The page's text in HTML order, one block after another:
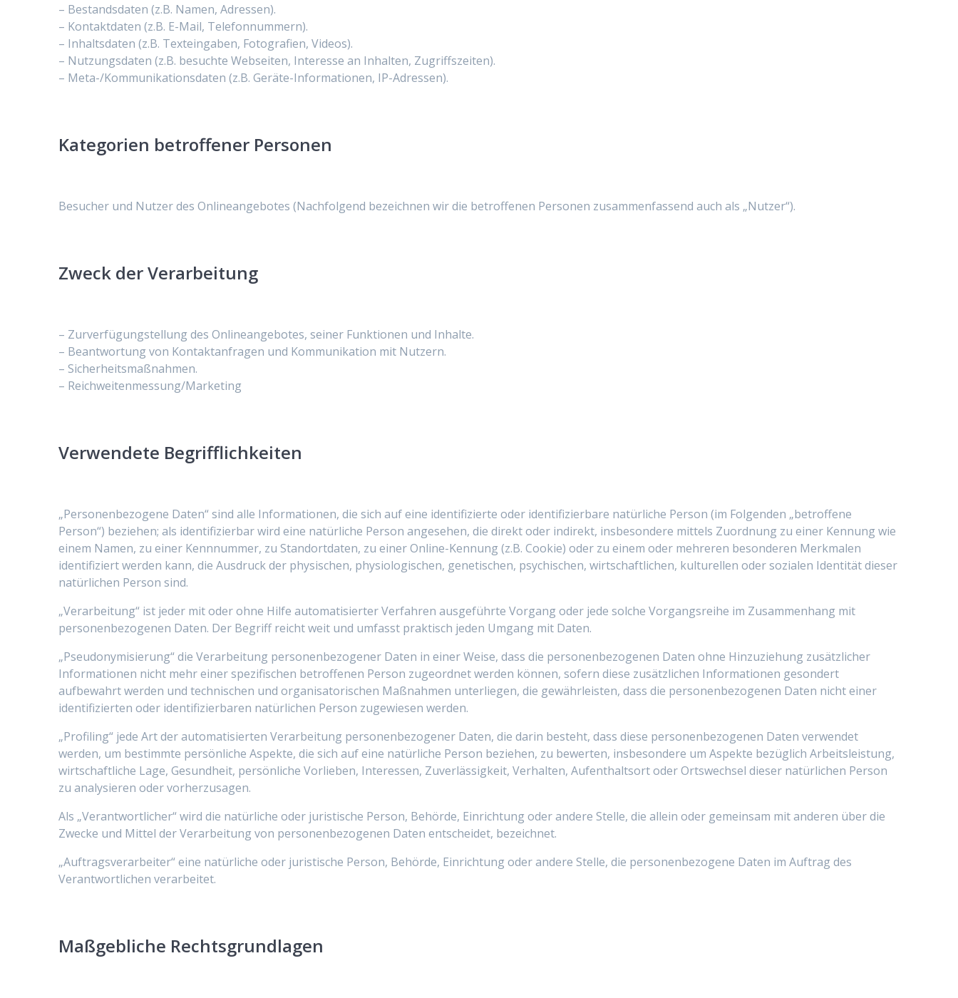
– Bestandsdaten (z.B. Namen, Adressen).
– Kontaktdaten (z.B. E-Mail, Telefonnummern).
– Inhaltsdaten (z.B. Texteingaben, Fotografien, Videos).
– Nutzungsdaten (z.B. besuchte Webseiten, Interesse an Inhalten, Zugriffszeiten).
– Meta-/Kommunikationsdaten (z.B. Geräte-Informationen, IP-Adressen).
Kategorien betroffener Personen
Besucher und Nutzer des Onlineangebotes (Nachfolgend bezeichnen wir die betroffenen Personen zusammenfassend auch als „Nutzer“).
Zweck der Verarbeitung
– Zurverfügungstellung des Onlineangebotes, seiner Funktionen und Inhalte.
– Beantwortung von Kontaktanfragen und Kommunikation mit Nutzern.
– Sicherheitsmaßnahmen.
– Reichweitenmessung/Marketing
Verwendete Begrifflichkeiten
„Personenbezogene Daten“ sind alle Informationen, die sich auf eine identifizierte oder identifizierbare natürliche Person (im Folgenden „betroffene
Person“) beziehen; als identifizierbar wird eine natürliche Person angesehen, die direkt oder indirekt, insbesondere mittels Zuordnung zu einer Kennung wie
einem Namen, zu einer Kennnummer, zu Standortdaten, zu einer Online-Kennung (z.B. Cookie) oder zu einem oder mehreren besonderen Merkmalen
identifiziert werden kann, die Ausdruck der physischen, physiologischen, genetischen, psychischen, wirtschaftlichen, kulturellen oder sozialen Identität dieser
natürlichen Person sind.
„Verarbeitung“ ist jeder mit oder ohne Hilfe automatisierter Verfahren ausgeführte Vorgang oder jede solche Vorgangsreihe im Zusammenhang mit
personenbezogenen Daten. Der Begriff reicht weit und umfasst praktisch jeden Umgang mit Daten.
„Pseudonymisierung“ die Verarbeitung personenbezogener Daten in einer Weise, dass die personenbezogenen Daten ohne Hinzuziehung zusätzlicher
Informationen nicht mehr einer spezifischen betroffenen Person zugeordnet werden können, sofern diese zusätzlichen Informationen gesondert
aufbewahrt werden und technischen und organisatorischen Maßnahmen unterliegen, die gewährleisten, dass die personenbezogenen Daten nicht einer
identifizierten oder identifizierbaren natürlichen Person zugewiesen werden.
„Profiling“ jede Art der automatisierten Verarbeitung personenbezogener Daten, die darin besteht, dass diese personenbezogenen Daten verwendet
werden, um bestimmte persönliche Aspekte, die sich auf eine natürliche Person beziehen, zu bewerten, insbesondere um Aspekte bezüglich Arbeitsleistung,
wirtschaftliche Lage, Gesundheit, persönliche Vorlieben, Interessen, Zuverlässigkeit, Verhalten, Aufenthaltsort oder Ortswechsel dieser natürlichen Person
zu analysieren oder vorherzusagen.
Als „Verantwortlicher“ wird die natürliche oder juristische Person, Behörde, Einrichtung oder andere Stelle, die allein oder gemeinsam mit anderen über die
Zwecke und Mittel der Verarbeitung von personenbezogenen Daten entscheidet, bezeichnet.
„Auftragsverarbeiter“ eine natürliche oder juristische Person, Behörde, Einrichtung oder andere Stelle, die personenbezogene Daten im Auftrag des
Verantwortlichen verarbeitet.
Maßgebliche Rechtsgrundlagen